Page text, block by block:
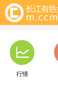
行情